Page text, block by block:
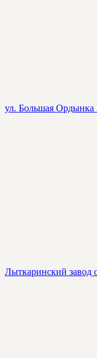
ул. Большая Ордынка
Лыткаринский завод